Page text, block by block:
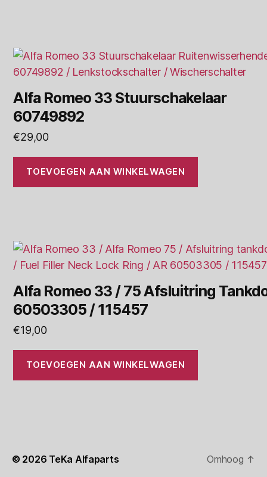
Alfa Romeo 33 Stuurschakelaar
60749892
€29,00
TOEVOEGEN AAN WINKELWAGEN
Alfa Romeo 33 / 75 Afsluitring
60503305 / 115457
€19,00
TOEVOEGEN AAN WINKELWAGEN
© 2026 TeKa Alfaparts Omhoog ↑